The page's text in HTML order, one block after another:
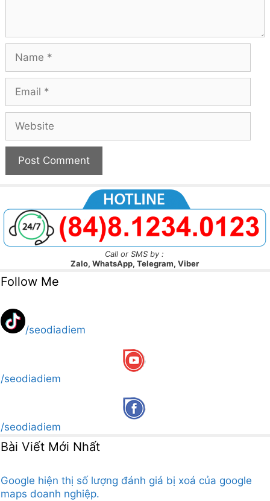
Call or SMS by :
Zalo, WhatsApp, Telegram, Viber
Follow Me
/seodiadiem
/seodiadiem
/seodiadiem
Bài Viết Mới Nhất
Google hiện thị số lượng đánh giá bị xoá của google
maps doanh nghiệp.